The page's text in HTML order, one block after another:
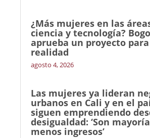
¿Más mujeres en las
ciencia y tecnología?
aprueba un proyecto
realidad
agosto 4, 2026
Las mujeres ya lideran
urbanos en Cali y en el
siguen emprendiendo
desigualdad: ‘Son
menos ingresos’